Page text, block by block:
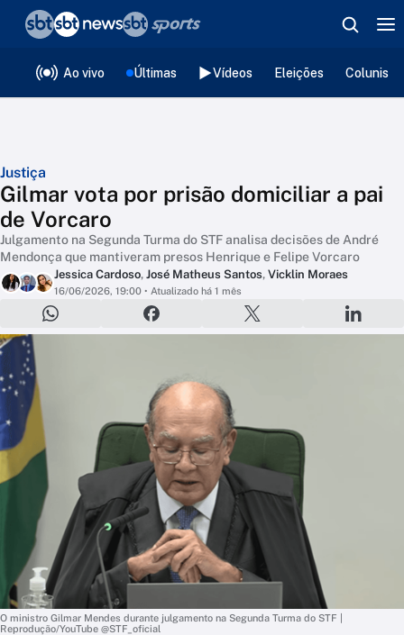
Ao vivo Últimas Vídeos Eleições
Justiça
Gilmar vota por prisão domiciliar a pai
de Vorcaro
Julgamento na Segunda Turma do STF analisa decisões de André
Mendonça que mantiveram presos Henrique e Felipe Vorcaro
Jessica Cardoso, José Matheus Santos, Vicklin Moraes
16/06/2026, 19:00 • Atualizado há 1 mês
O ministro Gilmar Mendes durante julgamento na Segunda Turma do STF |
Reprodução/YouTube @STF_oficial
❮voltar
Editorias